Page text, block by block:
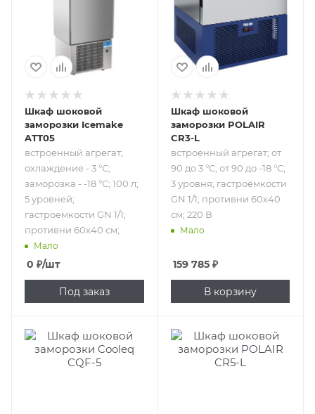
100 л; 5 уровней;
гастроемкости
GN 1/1; противни
Шкаф шоковой
заморозки Icemake
ATT05
встроенный агрегат;
охлаждение - 3 °С;
заморозка - -18 °С; 100 л;
5 уровней;
гастроемкости GN 1/1;
противни 60х40 см;
Мало
0 ₽/шт
Под заказ
°С; от 90 до -18 °С;
3 уровня;
гастроемкости
GN 1/1; противни
60х40 см; 220 В
Шкаф шоковой
заморозки POLAIR
CR3-L
встроенный агрегат; от
90 до 3 °С; от 90 до -18 °С;
3 уровня; гастроемкости
GN 1/1; противни 60х40
см; 220 В
Мало
159 785₽
В корзину
Подпись к товару
встроенный
агрегат; от 70 до 3
Подпись к товару
встроенный
агрегат; от 90 до 3